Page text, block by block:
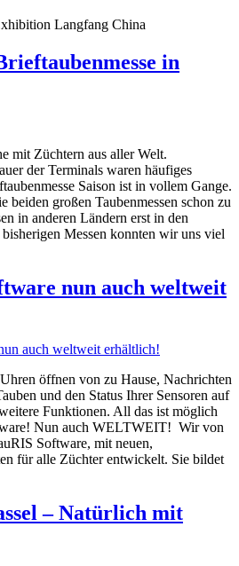
Langfang China
in
mit Züchtern aus aller Welt.
der Terminals waren häufiges
Saison ist in vollem Gange.
beiden großen Taubenmessen schon zu
in anderen Ländern erst in den
Messen konnten wir uns viel
nun auch weltweit
öffnen von zu Hause, Nachrichten
und den Status Ihrer Sensoren auf
Funktionen. All das ist möglich
Nun auch WELTWEIT! Wir von
Software, mit neuen,
für alle Züchter entwickelt. Sie bildet
– Natürlich mit